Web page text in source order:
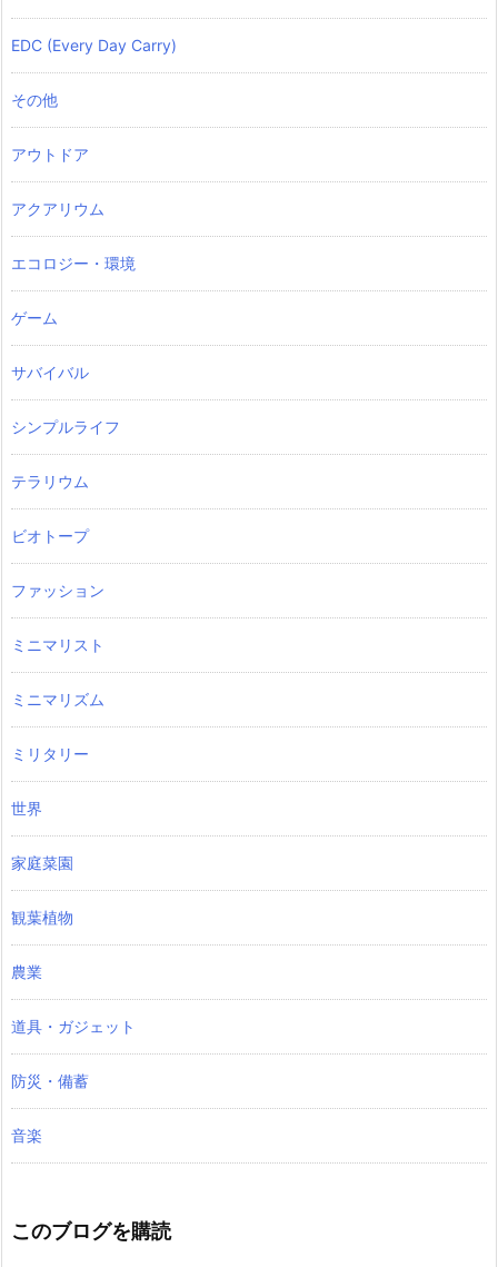
EDC (Every Day Carry)
その他
アウトドア
アクアリウム
エコロジー・環境
ゲーム
サバイバル
シンプルライフ
テラリウム
ビオトープ
ファッション
ミニマリスト
ミニマリズム
ミリタリー
世界
家庭菜園
観葉植物
農業
道具・ガジェット
防災・備蓄
音楽
このブログを購読